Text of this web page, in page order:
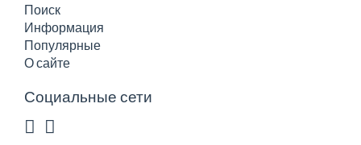
Поиск
Информация
Популярные
О сайте
Социальные сети